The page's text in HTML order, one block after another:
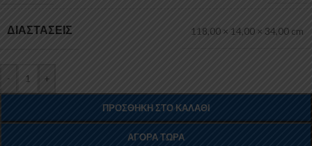
ΔΙΑΣΤΆΣΕΙΣ 118,00 × 14,00 × 34,00 cm
- +
ΠΡΟΣΘΉΚΗ ΣΤΟ ΚΑΛΆΘΙ
ΑΓΟΡΆ ΤΏΡΑ